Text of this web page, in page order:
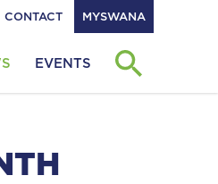
CONTACT MYSWANA
EVENTS